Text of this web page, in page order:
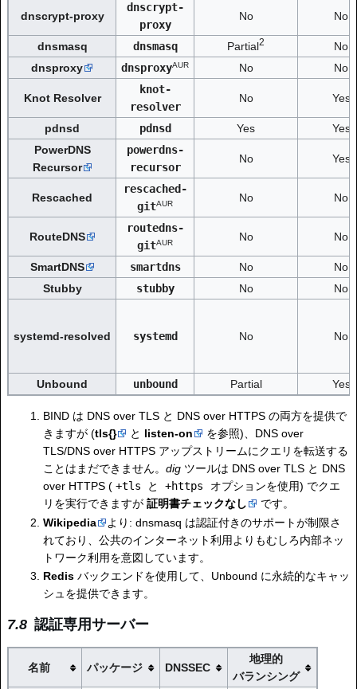
dnscrypt-proxy
dnscrypt-
proxy
No No
dnsmasq dnsmasq Partial2
No
dnsproxy
dnsproxyAUR No No
Knot Resolver
knot-
resolver
No Yes
pdnsd pdnsd Yes
Yes
PowerDNS
Recursor
powerdns-
recursor
No Yes
Rescached
rescached-
gitAUR No No
RouteDNS
routedns-
gitAUR No No
SmartDNS smartdns No
No
Stubby
stubby No No
systemd-resolved systemd No No
Unbound unbound Partial Yes
BIND は DNS over TLS と DNS over HTTPS の両方を提供で
きますが (tls{} と listen-on
を参照)、DNS over
TLS/DNS over HTTPS アップストリームにクエリを転送する
ことはまだできません。 digツールは DNS over TLS と DNS
over HTTPS ( +tls と +https
オプションを使用) でクエ
リを実行できますが 証明書チェックなし
です。
Wikipedia
より: dnsmasq は認証付きのサポートが制限さ
れており、公共のインターネット利用よりもむしろ内部ネッ
トワーク利用を意図しています。
Redisバックエンドを使用して、Unbound に永続的なキャッ
シュを提供できます。
認証専用サーバー
名前 パッケージ DNSSEC
地理的
バランシング